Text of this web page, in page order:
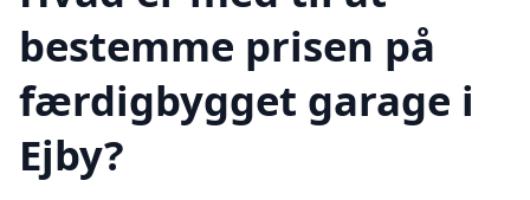
bestemme prisen på
færdigbygget garage i
Ejby?